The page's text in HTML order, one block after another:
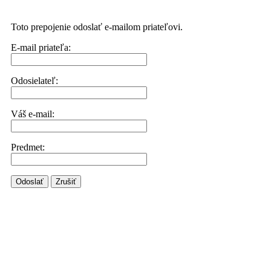
Toto prepojenie odoslať e-mailom priateľovi.
E-mail priateľa:
Odosielateľ:
Váš e-mail:
Predmet:
Odoslať Zrušiť